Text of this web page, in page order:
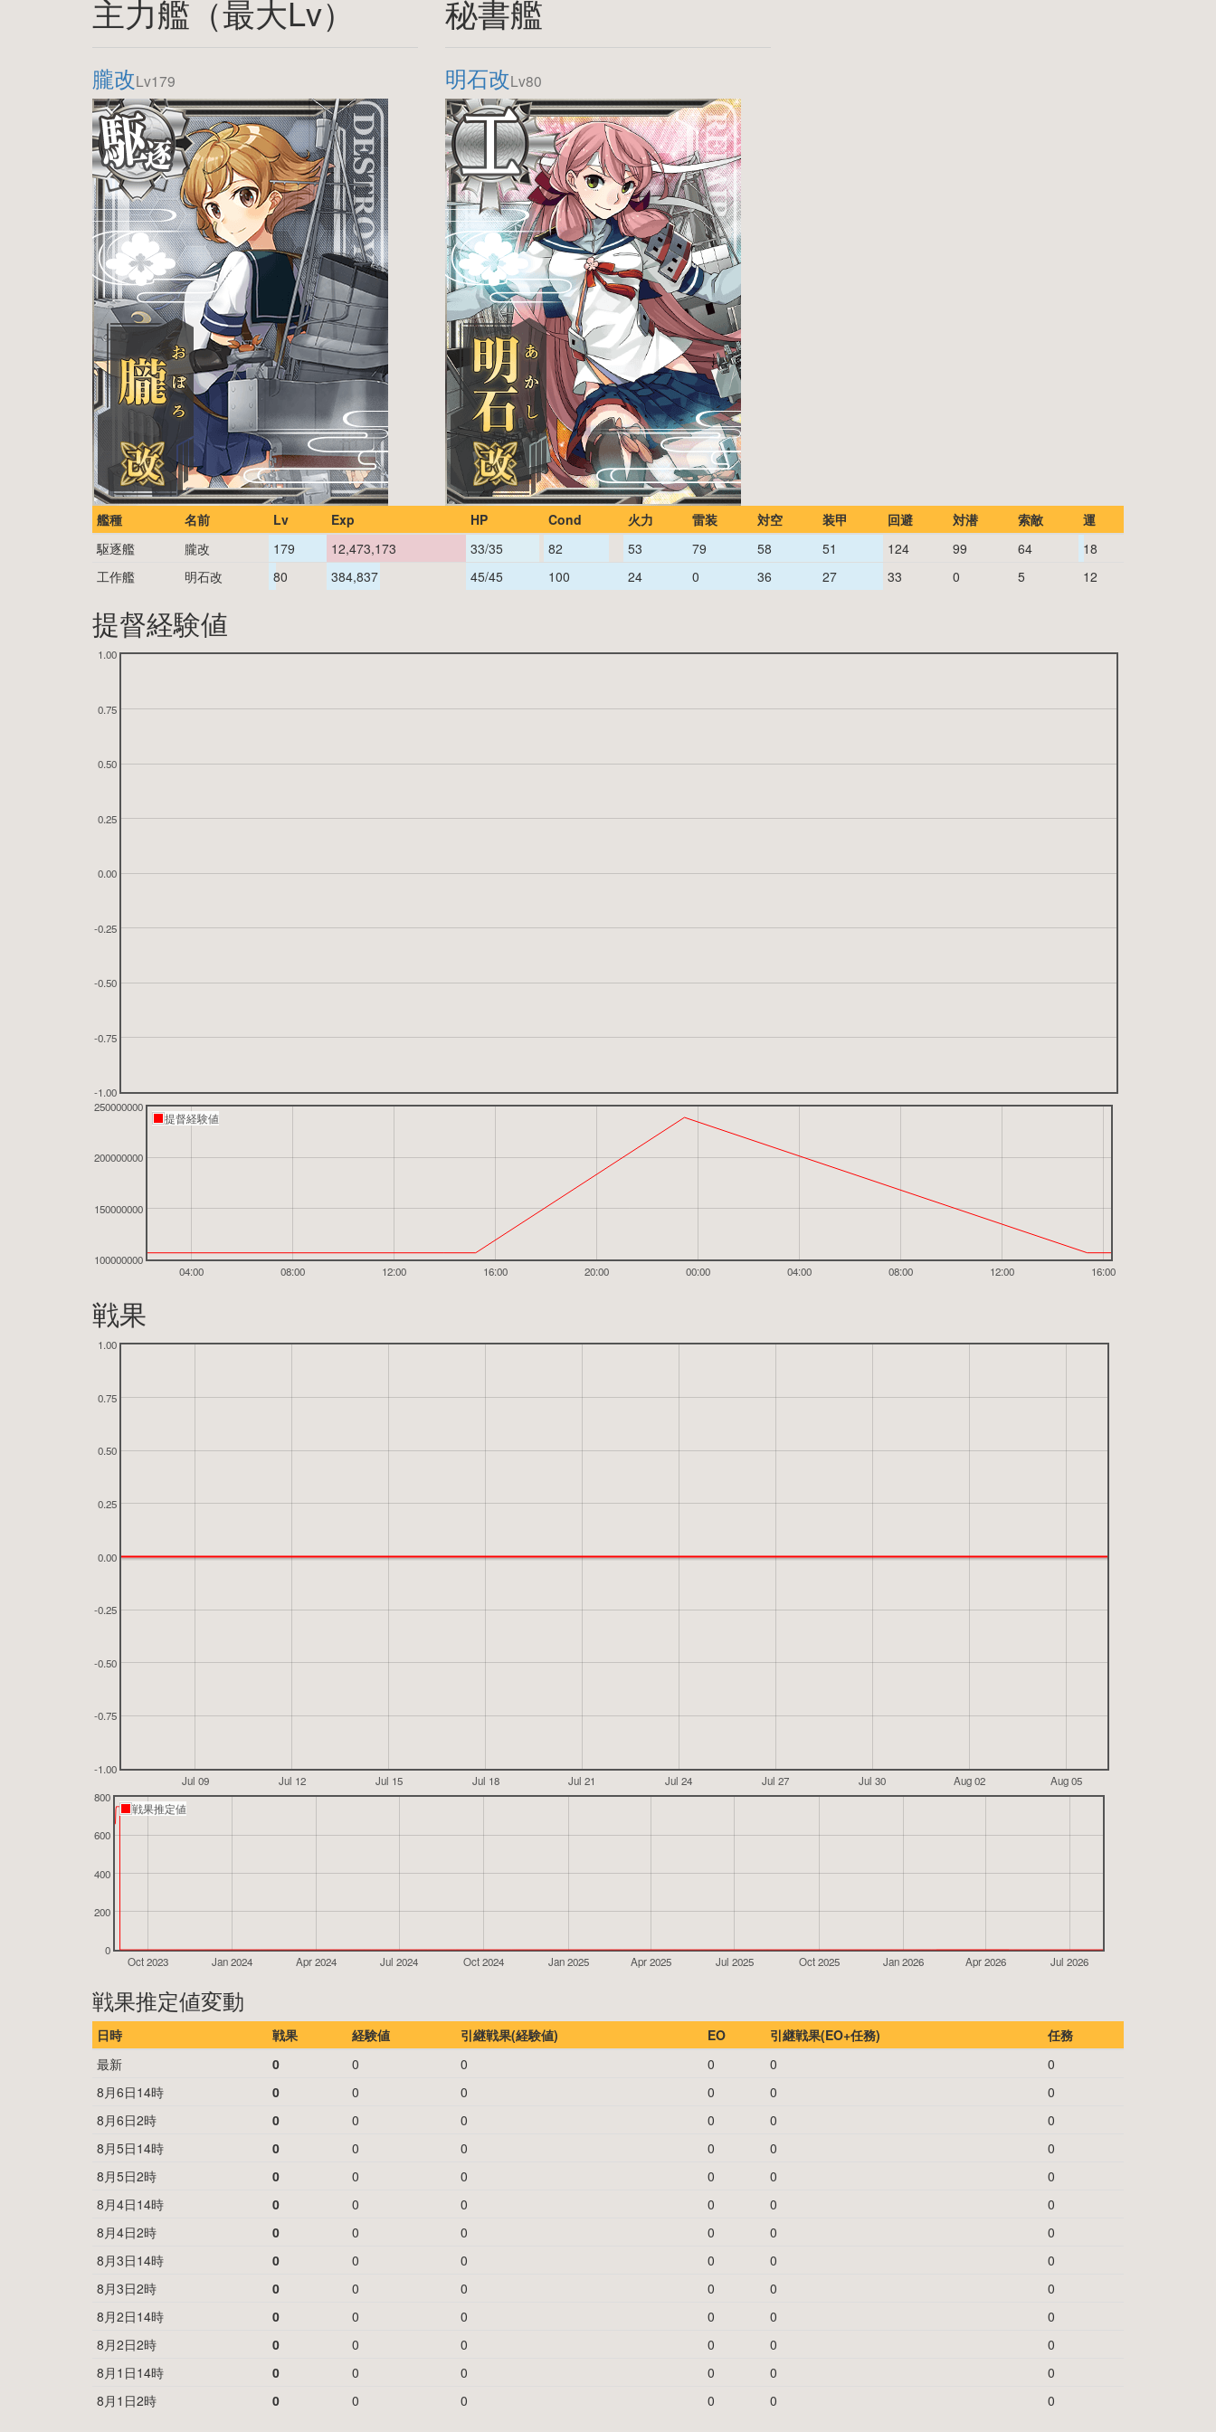
主力艦（最大Lv）
朧改Lv179
秘書艦
明石改Lv80
艦種 名前 Lv Exp HP Cond 火力 雷装 対空 装甲 回避 対潜 索敵
運
駆逐艦
朧改 179 12,473,173 33/35 82 53 79 58 51 124 99 64
18
工作艦
明石改 80 384,837 45/45 100 24 0 36 27 33 0 5 12
提督経験値
-1.00
-0.75
-0.50
-0.25
0.00
0.25
0.50
0.75
1.00
00:00
04:00 04:00
08:00 08:00
12:00 12:00
16:00 16:00
20:00
100000000
150000000
200000000
250000000
提督経験値
戦果
Jul 09 Jul 12 Jul 15 Jul 18 Jul 21 Jul 24 Jul 27 Jul 30 Aug 02 Aug 05
-1.00
-0.75
-0.50
-0.25
0.00
0.25
0.50
0.75
1.00
Oct 2023 Jan 2024 Apr 2024 Jul 2024 Oct 2024 Jan 2025 Apr 2025 Jul 2025 Oct 2025 Jan 2026 Apr 2026 Jul 2026
0
200
400
600
800
戦果推定値
戦果推定値変動
日時 戦果 経験値 引継戦果(経験値) EO 引継戦果(EO+任務)
任務
最新
0 0 0 0 0
0
8月6日14時
0 0 0 0 0
0
8月6日2時
0 0 0 0 0
0
8月5日14時
0 0 0 0 0
0
8月5日2時
0 0 0 0 0
0
8月4日14時
0 0 0 0 0
0
8月4日2時
0 0 0 0 0
0
8月3日14時
0 0 0 0 0
0
8月3日2時
0 0 0 0 0
0
8月2日14時
0 0 0 0 0
0
8月2日2時
0 0 0 0 0
0
8月1日14時
0 0 0 0 0
0
8月1日2時
0 0 0 0 0 0